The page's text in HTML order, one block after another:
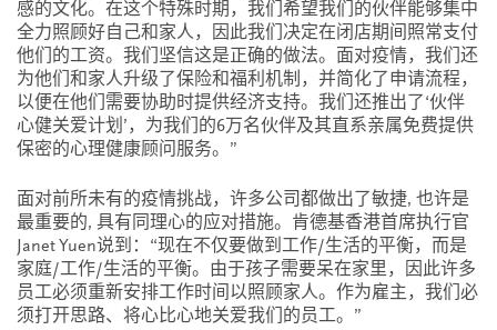
感的文化。在这个特殊时期，我们希望我们的伙伴能够集中
全力照顾好自己和家人，因此我们决定在闭店期间照常支付
他们的工资。我们坚信这是正确的做法。面对疫情，我们还
为他们和家人升级了保险和福利机制，并简化了申请流程，
以便在他们需要协助时提供经济支持。我们还推出了‘伙伴
心健关爱计划’，为我们的6万名伙伴及其直系亲属免费提供
保密的心理健康顾问服务。”
面对前所未有的疫情挑战，许多公司都做出了敏捷, 也许是
最重要的, 具有同理心的应对措施。肯德基香港首席执行官
Janet Yuen说到：“现在不仅要做到工作/生活的平衡，而是
家庭/工作/生活的平衡。由于孩子需要呆在家里，因此许多
员工必须重新安排工作时间以照顾家人。作为雇主，我们必
须打开思路、将心比心地关爱我们的员工。”